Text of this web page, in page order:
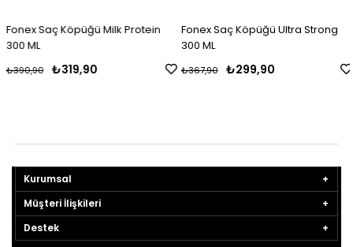
Fonex Saç Köpüğü Milk Protein
300 ML
₺319,90
₺390,90
Fonex Saç Köpüğü Ultra Strong
300 ML
₺299,90
₺367,90
Kurumsal
Müşteri İlişkileri
Destek